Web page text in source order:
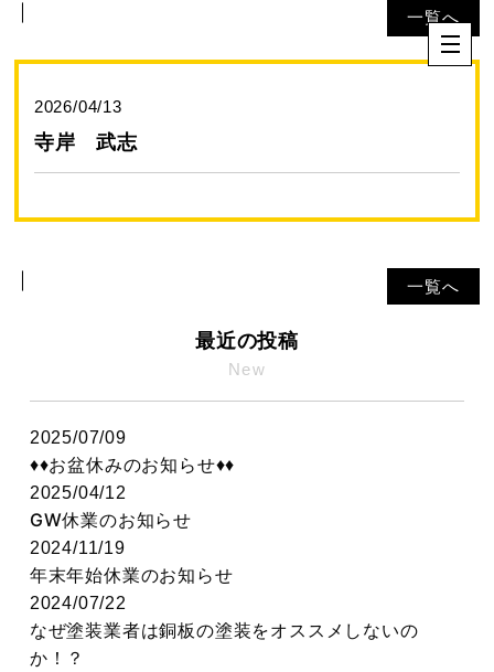
一覧へ
2026/04/13
寺岸 武志
一覧へ
最近の投稿
New
2025/07/09
♦♦お盆休みのお知らせ♦♦
2025/04/12
GW休業のお知らせ
2024/11/19
年末年始休業のお知らせ
2024/07/22
なぜ塗装業者は銅板の塗装をオススメしないの
か！？